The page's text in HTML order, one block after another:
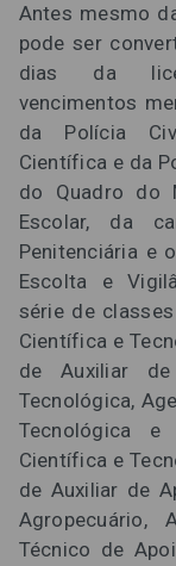
Antes mesmo
pode ser
dias da
vencimentos
da Polícia
Científica e da
do Quadro do
Escolar, da
Penitenciária e
Escolta e
série de
Científica e
de Auxiliar
Tecnológica,
Tecnológica
Científica e
de Auxiliar de
Agropecuário,
Técnico de